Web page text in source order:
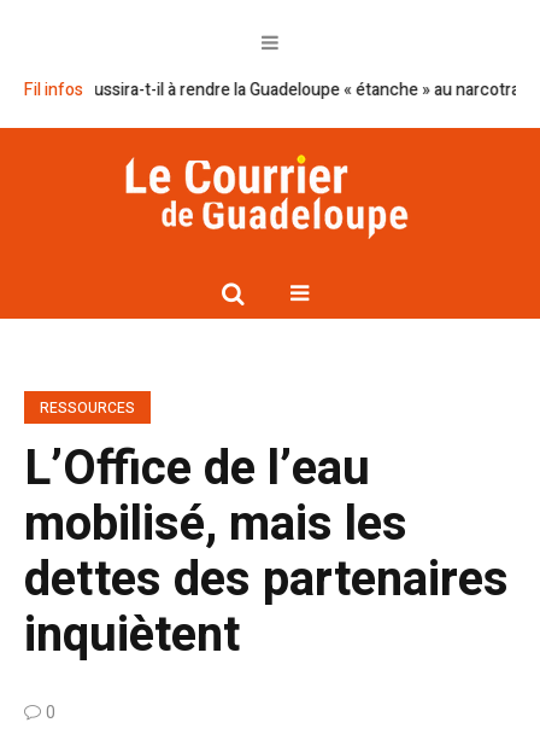
Fil infos
réussira-t-il à rendre la Guadeloupe « étanche » au narcotrafic ?
RESSOURCES
L’Office de l’eau
mobilisé, mais les
dettes des partenaires
inquiètent
0